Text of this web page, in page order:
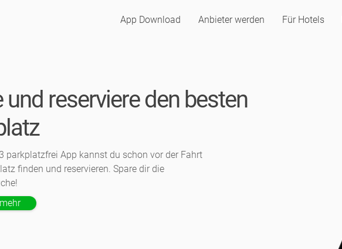
App Download Anbieter werden Für Hotels
und reserviere den besten
parkplatzfrei App kannst du schon vor der Fahrt
finden und reservieren. Spare dir die